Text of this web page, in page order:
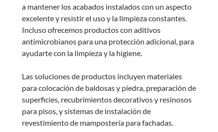
a mantener los acabados instalados con un aspecto
excelente y resistir el uso y la limpieza constantes.
Incluso ofrecemos productos con aditivos
antimicrobianos para una protección adicional, para
ayudarte con la limpieza y la higiene.
Las soluciones de productos incluyen materiales
para colocación de baldosas y piedra, preparación de
superficies, recubrimientos decorativos y resinosos
para pisos, y sistemas de instalación de
revestimiento de mampostería para fachadas.